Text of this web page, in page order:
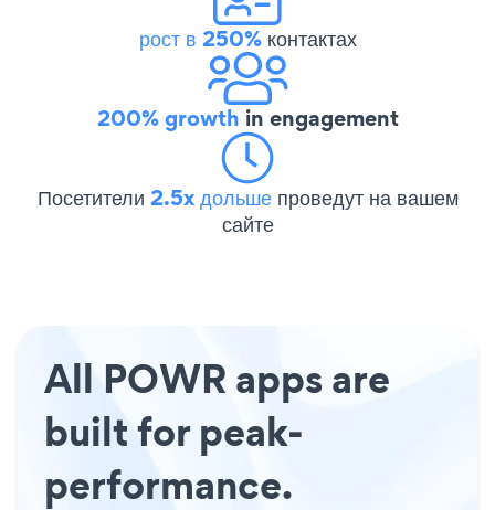
рост в 250%контактах
200% growth in engagement
Посетители 2.5x дольше проведут на вашем
сайте
All POWR apps are
built for peak-
performance.